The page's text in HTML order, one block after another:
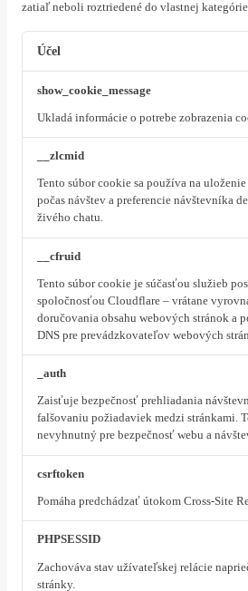
zatiaľ neboli roztriedené do vlastnej
Účel
show_cookie_message
Ukladá informácie o potrebe zobrazenia
__zlcmid
Tento súbor cookie sa používa na
počas návštev a preferencie návštevníka
živého chatu.
__cfruid
Tento súbor cookie je súčasťou služieb
spoločnosťou Cloudflare – vrátane
doručovania obsahu webových stránok a
DNS pre prevádzkovateľov webových
_auth
Zaisťuje bezpečnosť prehliadania
falšovaniu požiadaviek medzi stránkami.
nevyhnutný pre bezpečnosť webu a
csrftoken
Pomáha predchádzať útokom Cross-Site
PHPSESSID
Zachováva stav užívateľskej relácie
stránky.